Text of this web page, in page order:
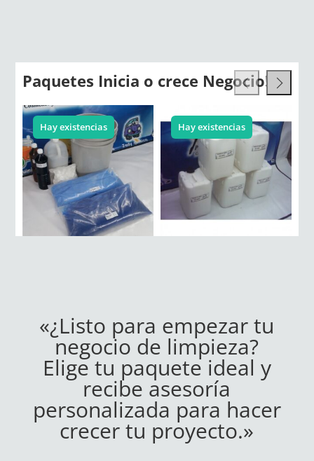
Paquetes Inicia o crece Negocio!
Hay existencias Hay existencias
«¿Listo para empezar tu
negocio de limpieza?
Elige tu paquete ideal y
recibe asesoría
personalizada para hacer
crecer tu proyecto.»